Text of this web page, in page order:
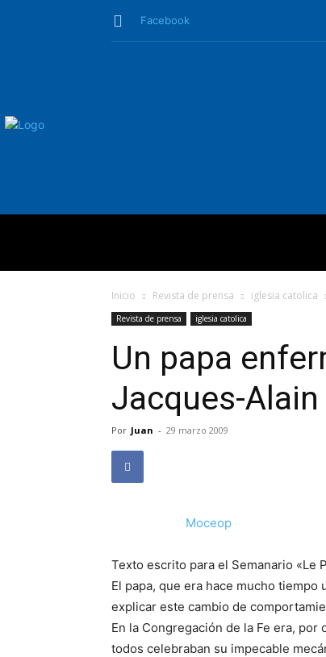
Facebook
Inicio Revista de prensa iglesia catolica
Revista de prensa iglesia catolica
Un papa
Jacques-
Por Juan - 29 marzo 2009
Moceop
Texto escrito para el Semanario «Le
El papa, que era hace mucho
explicar este cambio de
En la Congregación de la Fe era,
todos celebraban su impecable